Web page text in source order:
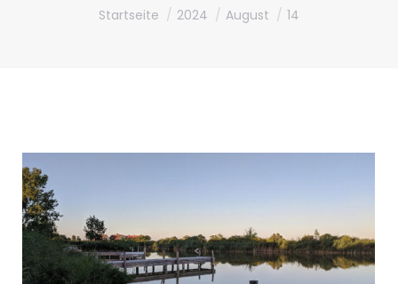
Du bist hier:
Startseite 2024 August 14